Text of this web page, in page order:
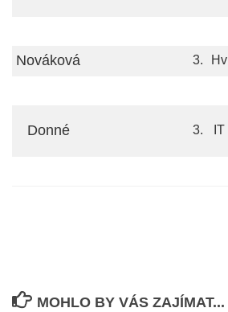
Nováková 3. Hv
Donné 3. IT
MOHLO BY VÁS ZAJÍMAT...